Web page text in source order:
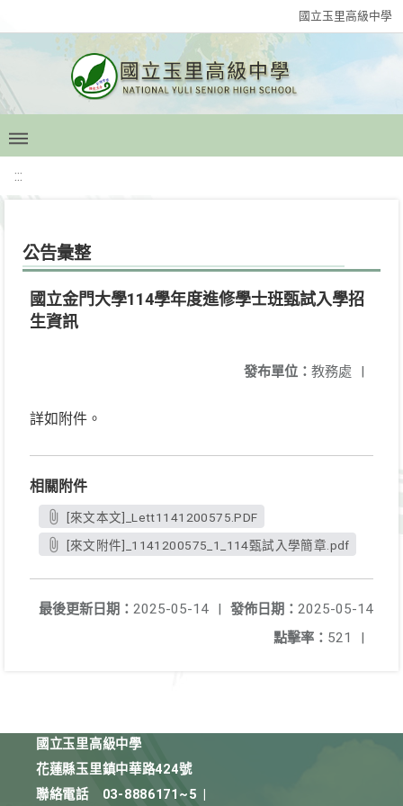
國立玉里高級中學
:::
公告彙整
國立金門大學114學年度進修學士班甄試入學招
生資訊
發布單位： 教務處 |
詳如附件。
相關附件
[來文本文]_Lett1141200575.PDF
[來文附件]_1141200575_1_114甄試入學簡章.pdf
發佈日期： 2025-05-14
最後更新日期： 2025-05-14
|
點擊率： 521 |
國立玉里高級中學
花蓮縣玉里鎮中華路424號
聯絡電話
03-8886171~5